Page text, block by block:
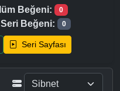
Beğeni: 0
Seri Beğeni: 0
Seri Sayfası